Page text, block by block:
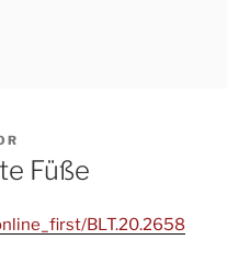
Füße
BLT.20.2658